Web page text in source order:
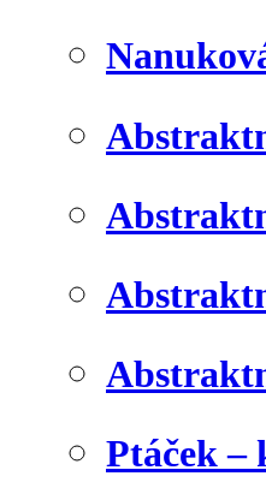
Ptáček –